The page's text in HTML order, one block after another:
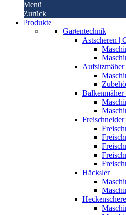
Menü
Zurück
Produkte
Gartentechnik
Astscheren |
Aufsitzmäher
Häcksler
Heckenschere